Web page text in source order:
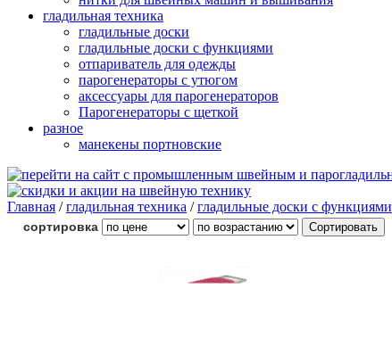
гладильная техника
гладильные доски
гладильные доски с функциями
отпариватель для одежды
парогенераторы с утюгом
аксессуары для парогенераторов
Парогенераторы с щеткой
разное
манекены портновские
Главная /гладильная техника /гладильные доски с функциями
сортировка